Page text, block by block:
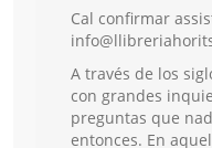
Cal confirmar
A través de los
con grandes
preguntas que
entonces. En